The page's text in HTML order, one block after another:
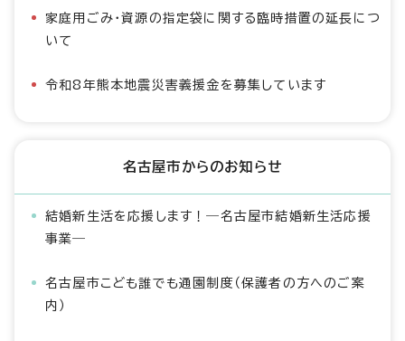
家庭用ごみ・資源の指定袋に関する臨時措置の延長につ
いて
令和8年熊本地震災害義援金を募集しています
名古屋市からのお知らせ
結婚新生活を応援します！―名古屋市結婚新生活応援
事業―
名古屋市こども誰でも通園制度（保護者の方へのご案
内）